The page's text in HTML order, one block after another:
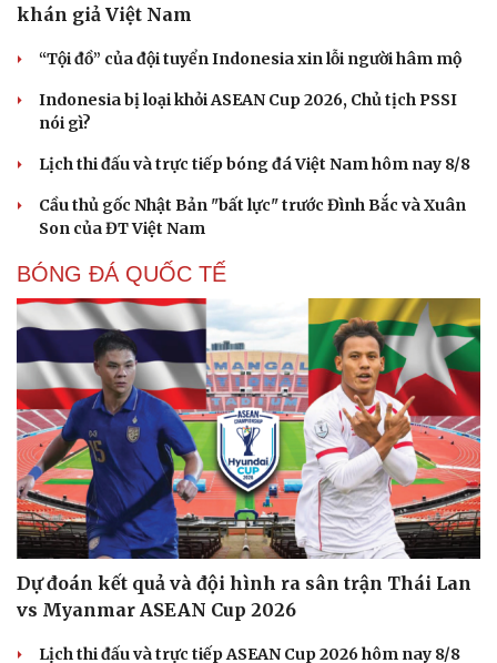
Cải chính
khán giả Việt Nam
“Tội đồ” của đội tuyển Indonesia xin lỗi người hâm mộ
Indonesia bị loại khỏi ASEAN Cup 2026, Chủ tịch PSSI
nói gì?
Lịch thi đấu và trực tiếp bóng đá Việt Nam hôm nay 8/8
Cầu thủ gốc Nhật Bản "bất lực" trước Đình Bắc và Xuân
Son của ĐT Việt Nam
BÓNG ĐÁ QUỐC TẾ
Dự đoán kết quả và đội hình ra sân trận Thái Lan
vs Myanmar ASEAN Cup 2026
Lịch thi đấu và trực tiếp ASEAN Cup 2026 hôm nay 8/8